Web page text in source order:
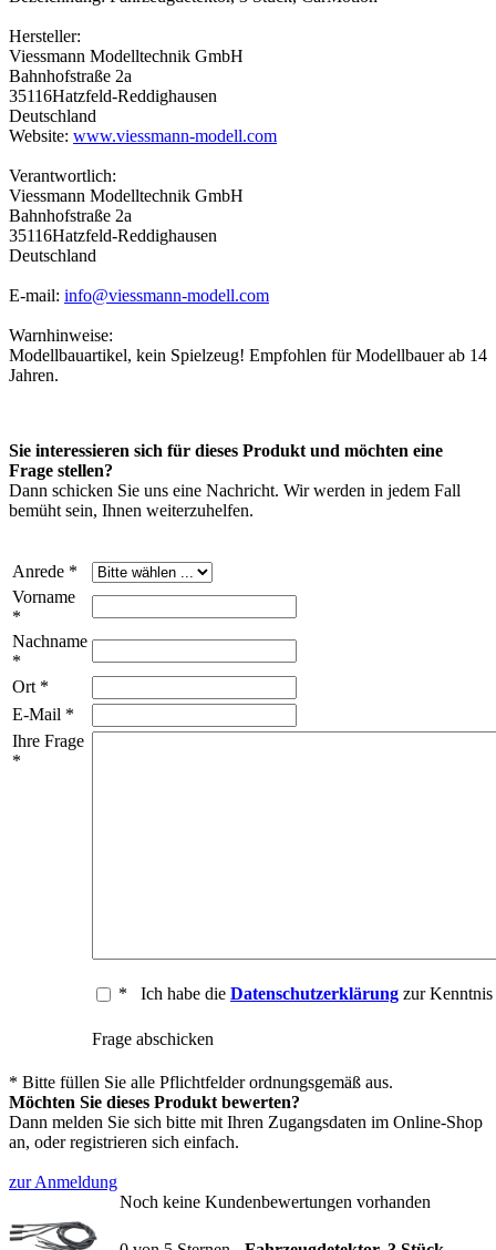
Hersteller:
Viessmann Modelltechnik GmbH
Bahnhofstraße 2a
35116Hatzfeld-Reddighausen
Deutschland
Website: www.viessmann-modell.com
Verantwortlich:
Viessmann Modelltechnik GmbH
Bahnhofstraße 2a
35116Hatzfeld-Reddighausen
Deutschland
E-mail: info@viessmann-modell.com
Warnhinweise:
Modellbauartikel, kein Spielzeug! Empfohlen für Modellbauer ab 14
Jahren.
Sie interessieren sich für dieses Produkt und möchten eine
Frage stellen?
Dann schicken Sie uns eine Nachricht. Wir werden in jedem Fall
bemüht sein, Ihnen weiterzuhelfen.
Anrede *
Vorname
*
Nachname
*
Ort *
E-Mail *
Ihre Frage
*
* Ich habe die Datenschutzerklärung zur Kenntnis
Frage abschicken
* Bitte füllen Sie alle Pflichtfelder ordnungsgemäß aus.
Möchten Sie dieses Produkt bewerten?
Dann melden Sie sich bitte mit Ihren Zugangsdaten im Online-Shop
an, oder registrieren sich einfach.
zur Anmeldung
Noch keine Kundenbewertungen vorhanden